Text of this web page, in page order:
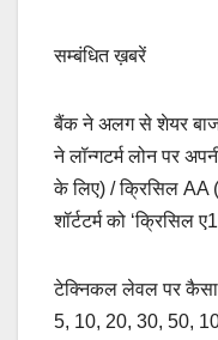
सम्बंधित ख़बरें
बैंक ने अलग से शेयर
ने लॉन्‍गटर्म लोन पर
के लिए) / क्रिसिल AA
शॉर्टटर्म को ‘क्रिसिल
टेक्निकल लेवल पर
5, 10, 20, 30, 50,